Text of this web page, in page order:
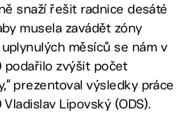
snaží řešit radnice desáté
musela zavádět zóny
měsíců se nám v
podařilo zvýšit počet
prezentoval výsledky práce
Lipovský (ODS).